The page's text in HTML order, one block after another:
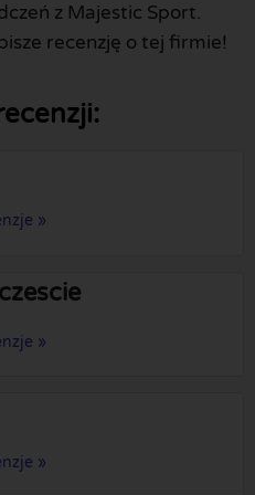
z Majestic Sport.
recenzję o tej firmie!
»
»
»